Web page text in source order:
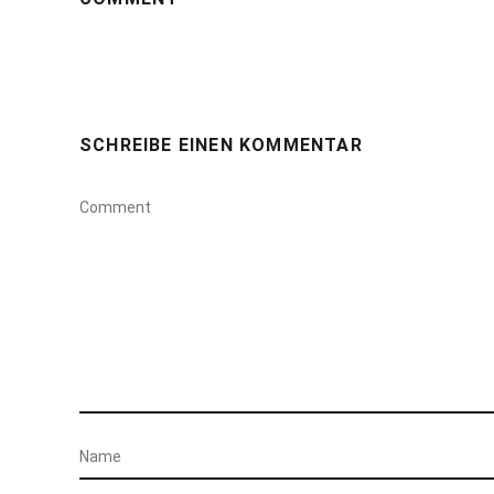
SCHREIBE EINEN KOMMENTAR